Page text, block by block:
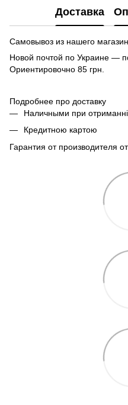
Доставка
Самовывоз из нашего
Новой почтой по Украине —
Ориентировочно 85 грн.
Подробнее про доставку
Наличными при отриманні
Кредитною картою
Гарантия от производителя